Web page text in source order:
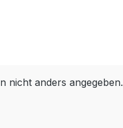
nicht anders angegeben.